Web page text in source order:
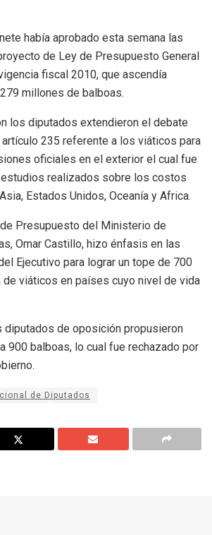
había aprobado esta semana las
de Ley de Presupuesto General
fiscal 2010, que ascendía
millones de balboas.
los diputados extendieron el debate
235 referente a los viáticos para
oficiales en el exterior el cual fue
estudios realizados sobre los costos
Estados Unidos, Oceanía y Africa.
Presupuesto del Ministerio de
Omar Castillo, hizo énfasis en las
Ejecutivo para lograr un tope de 700
de viáticos en países cuyo nivel de vida
diputados de oposición propusieron
900 balboas, lo cual fue rechazado por
de Diputados